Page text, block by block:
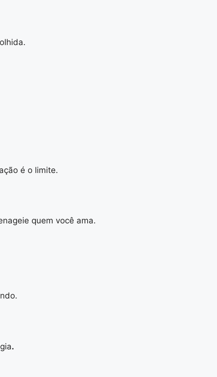
é o limite.
quem você ama.
.